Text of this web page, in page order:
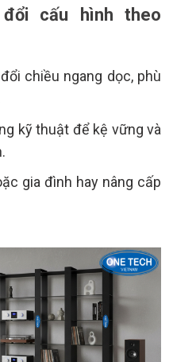
cấu hình theo
chiều ngang dọc, phù
kỹ thuật để kệ vững và
gia đình hay nâng cấp